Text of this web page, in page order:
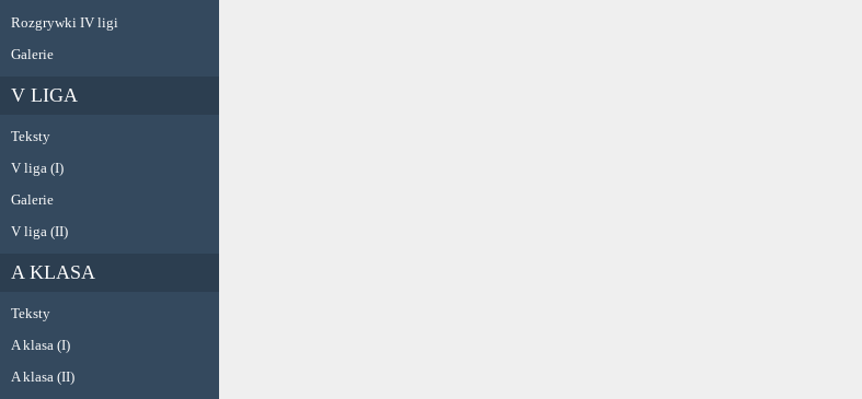
Rozgrywki IV ligi
Galerie
V LIGA
Teksty
V liga (I)
Galerie
V liga (II)
A KLASA
Teksty
A klasa (I)
A klasa (II)